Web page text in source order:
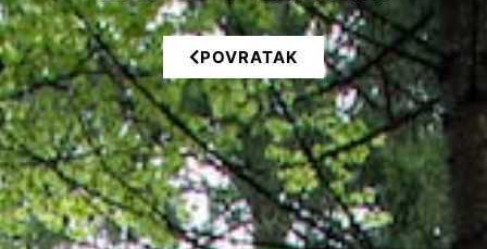
POVRATAK